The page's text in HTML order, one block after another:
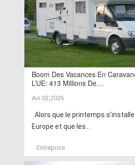
Boom Des Vacances En
L’UE: 413 Millions De…
Avr 02,2026
Alors que le printemps
Europe et que les...
Entreprise